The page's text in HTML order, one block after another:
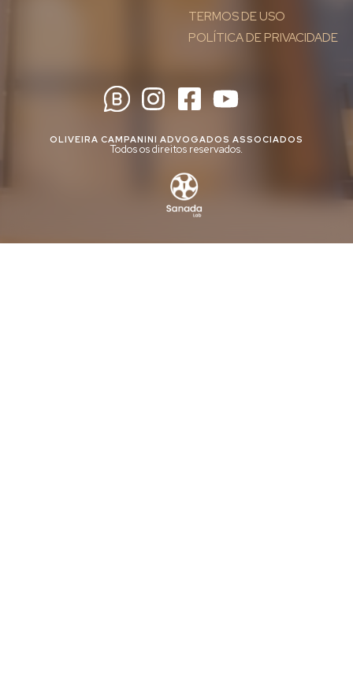
TERMOS DE USO
POLÍTICA DE PRIVACIDADE
OLIVEIRA CAMPANINI ADVOGADOS ASSOCIADOS
Todos os direitos reservados.